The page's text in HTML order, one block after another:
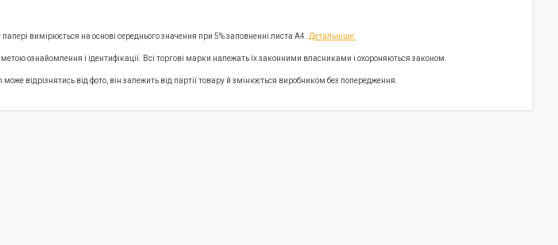
вимірюється на основі середнього значення при 5% заповненні листа А4. Детальніше:
ознайомлення і ідентифікації. Всі торгові марки належать їх законними власниками і охороняються законом.
відрізнятись від фото, він залежить від партії товару й змінюється виробником без попередження.